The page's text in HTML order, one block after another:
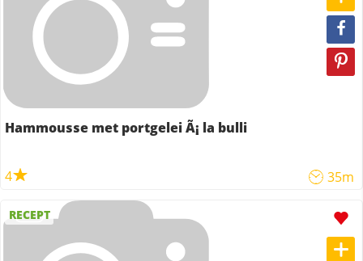
Hammousse met portgelei Ã¡ la bulli
4 35m
RECEPT